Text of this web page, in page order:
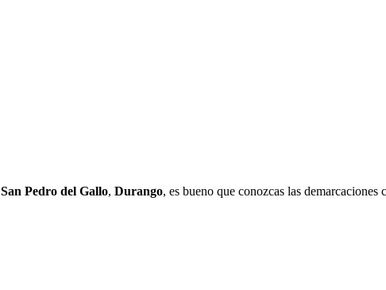
San Pedro del Gallo, Durango, es bueno que conozcas las